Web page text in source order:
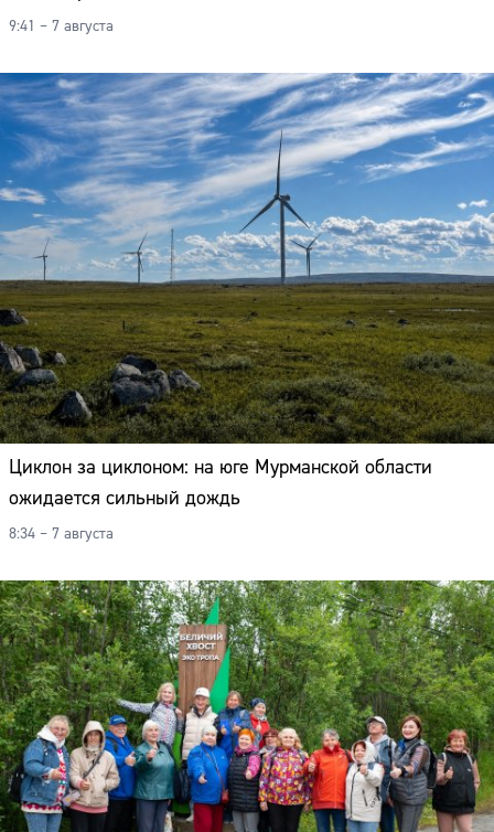
9:41 – 7 августа
Циклон за циклоном: на юге Мурманской области
ожидается сильный дождь
8:34 – 7 августа